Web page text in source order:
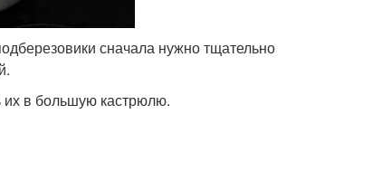
сначала нужно тщательно
их в большую кастрюлю.